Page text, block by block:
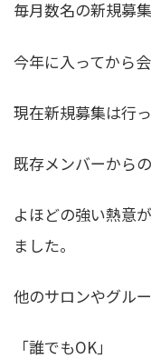
毎月数名の新規募
今年に入ってから会
現在新規募集は行っ
既存メンバーから
よほどの強い熱意
ました。
他のサロンやグルー
「誰でもOK」